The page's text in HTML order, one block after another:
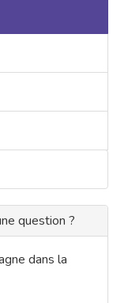
question ?
dans la